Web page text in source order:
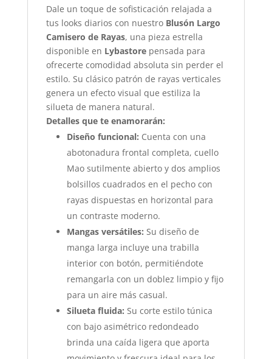
Dale un toque de sofisticación relajada a
tus looks diarios con nuestro Blusón Largo
Camisero de Rayas, una pieza estrella
disponible en Lybastorepensada para
ofrecerte comodidad absoluta sin perder el
estilo. Su clásico patrón de rayas verticales
genera un efecto visual que estiliza la
silueta de manera natural.
Detalles que te enamorarán:
Diseño funcional: Cuenta con una
abotonadura frontal completa, cuello
Mao sutilmente abierto y dos amplios
bolsillos cuadrados en el pecho con
rayas dispuestas en horizontal para
un contraste moderno.
Mangas versátiles: Su diseño de
manga larga incluye una trabilla
interior con botón, permitiéndote
remangarla con un doblez limpio y fijo
para un aire más casual.
Silueta fluida: Su corte estilo túnica
con bajo asimétrico redondeado
brinda una caída ligera que aporta